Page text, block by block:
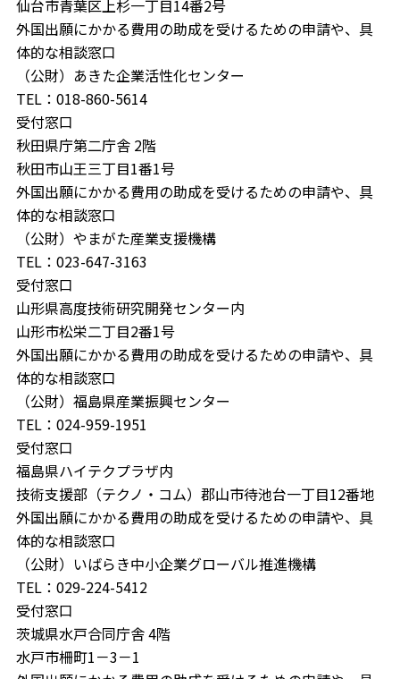
仙台市青葉区上杉一丁目14番2号
外国出願にかかる費用の助成を受けるための申請や、具
体的な相談窓口
（公財）あきた企業活性化センター
TEL：018-860-5614
受付窓口
秋田県庁第二庁舎 2階
秋田市山王三丁目1番1号
外国出願にかかる費用の助成を受けるための申請や、具
体的な相談窓口
（公財）やまがた産業支援機構
TEL：023-647-3163
受付窓口
山形県高度技術研究開発センター内
山形市松栄二丁目2番1号
外国出願にかかる費用の助成を受けるための申請や、具
体的な相談窓口
（公財）福島県産業振興センター
TEL：024-959-1951
受付窓口
福島県ハイテクプラザ内
技術支援部（テクノ・コム）郡山市待池台一丁目12番地
外国出願にかかる費用の助成を受けるための申請や、具
体的な相談窓口
（公財）いばらき中小企業グローバル推進機構
TEL：029-224-5412
受付窓口
茨城県水戸合同庁舎 4階
水戸市柵町1－3－1